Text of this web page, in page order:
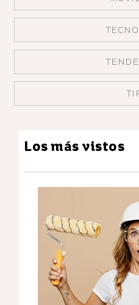
Los más vistos